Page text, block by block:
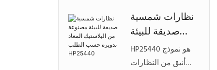
تسعى إلى الراحة
الخفيفة وتخصيص
العلامة التجارية
الخاصة.
تدويره HPK23123
مصنوع من مواد
بلاستيكية معاد
تدويرها، مصمم
للعلامات التجارية
نظارات شمسية
صديقة للبيئة
مصنوعة من
البلاستيك المعاد
HP25440 هو نموذج
أنيق من النظارات